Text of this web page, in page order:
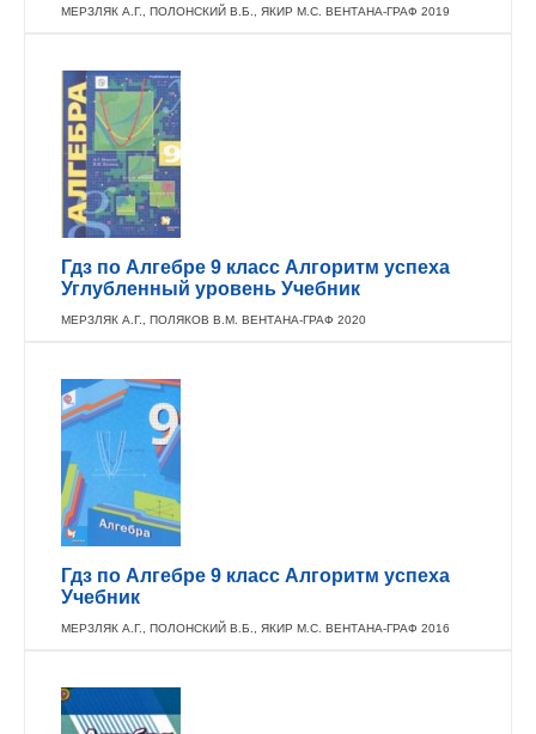
МЕРЗЛЯК А.Г., ПОЛОНСКИЙ В.Б., ЯКИР М.С. ВЕНТАНА-ГРАФ 2019
Гдз по Алгебре 9 класс Алгоритм успеха
Углубленный уровень Учебник
МЕРЗЛЯК А.Г., ПОЛЯКОВ В.М. ВЕНТАНА-ГРАФ 2020
Гдз по Алгебре 9 класс Алгоритм успеха
Учебник
МЕРЗЛЯК А.Г., ПОЛОНСКИЙ В.Б., ЯКИР М.С. ВЕНТАНА-ГРАФ 2016